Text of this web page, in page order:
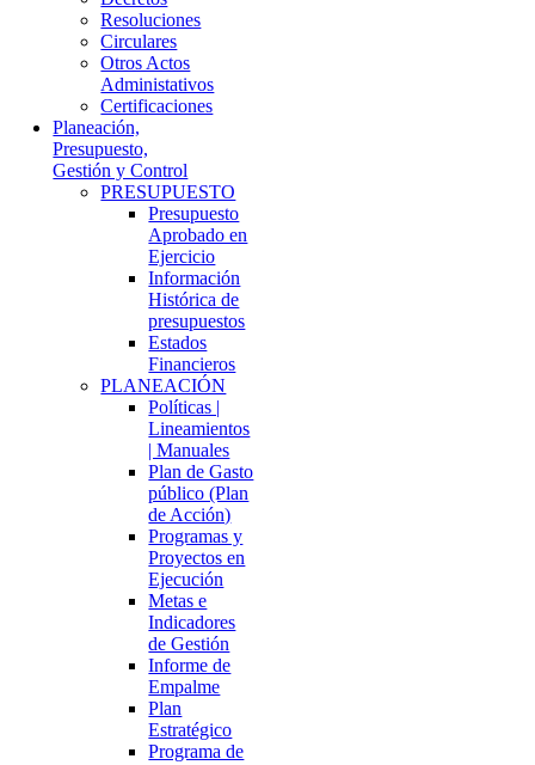
Resoluciones
Circulares
Otros Actos
Administativos
Certificaciones
Planeación,
Presupuesto,
Gestión y Control
PRESUPUESTO
Presupuesto
Aprobado en
Ejercicio
Información
Histórica de
presupuestos
Estados
Financieros
PLANEACIÓN
Políticas |
Lineamientos
| Manuales
Plan de Gasto
público (Plan
de Acción)
Programas y
Proyectos en
Ejecución
Metas e
Indicadores
de Gestión
Informe de
Empalme
Plan
Estratégico
Programa de